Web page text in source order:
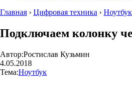
Главная › Цифровая техника › Ноутбук
Подключаем колонку
Автор:Ростислав Кузьмин
4.05.2018
Тема:Ноутбук